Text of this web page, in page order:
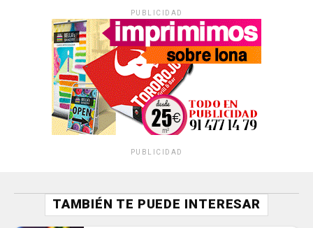
PUBLICIDAD
PUBLICIDAD
TAMBIÉN TE PUEDE INTERESAR